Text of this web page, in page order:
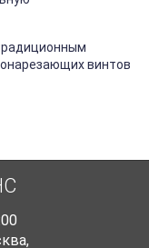
винтов
,